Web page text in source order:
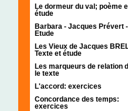
Le dormeur du val; poème
étude
Barbara - Jacques Prévert -
Etude
Les Vieux de Jacques
Texte et étude
Les marqueurs de relation
le texte
L'accord: exercices
Concordance des temps:
exercices